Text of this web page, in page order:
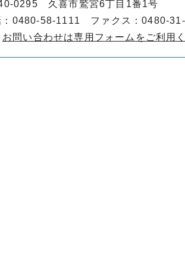
0295 久喜市鷲宮6丁目1番1号
：0480-58-1111 ファクス：0480-
お問い合わせは専用フォームをご利用く